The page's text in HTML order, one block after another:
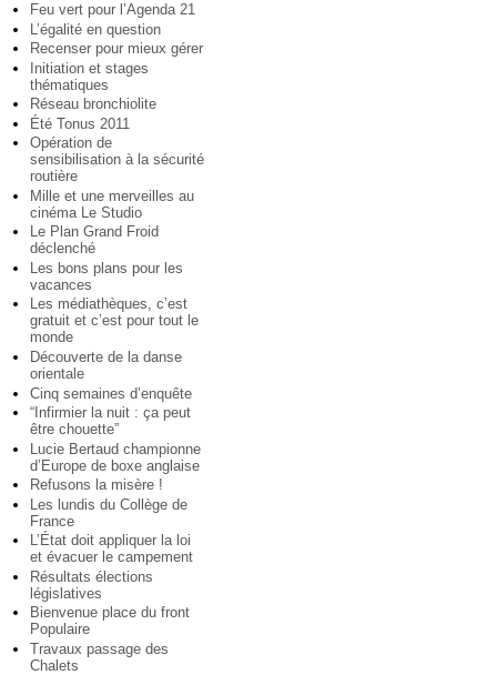
Feu vert pour l’Agenda 21
L’égalité en question
Recenser pour mieux gérer
Initiation et stages
thématiques
Réseau bronchiolite
Été Tonus 2011
Opération de
sensibilisation à la sécurité
routière
Mille et une merveilles au
cinéma Le Studio
Le Plan Grand Froid
déclenché
Les bons plans pour les
vacances
Les médiathèques, c’est
gratuit et c’est pour tout le
monde
Découverte de la danse
orientale
Cinq semaines d’enquête
“Infirmier la nuit : ça peut
être chouette”
Lucie Bertaud championne
d’Europe de boxe anglaise
Refusons la misère !
Les lundis du Collège de
France
L’État doit appliquer la loi
et évacuer le campement
Résultats élections
législatives
Bienvenue place du front
Populaire
Travaux passage des
Chalets